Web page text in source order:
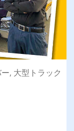
, 大型トラック